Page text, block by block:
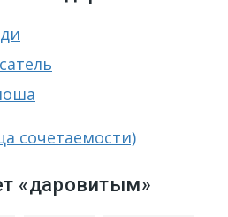
сочетаемости)
«даровитым»